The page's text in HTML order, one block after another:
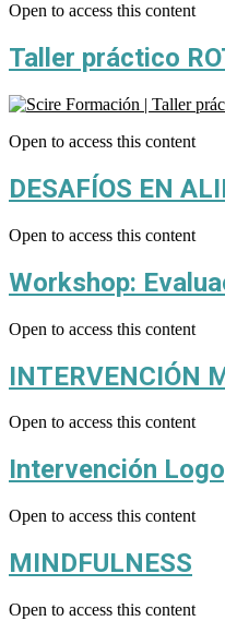
Open to access this content
Taller práctico
Open to access this content
DESAFÍOS EN
Open to access this content
Workshop:
Open to access this content
INTERVENCIÓN
Open to access this content
Intervención
Open to access this content
MINDFULNESS
Open to access this content